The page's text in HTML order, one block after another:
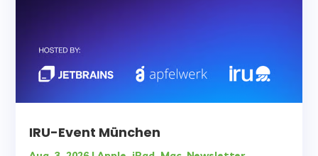
IRU-Event München